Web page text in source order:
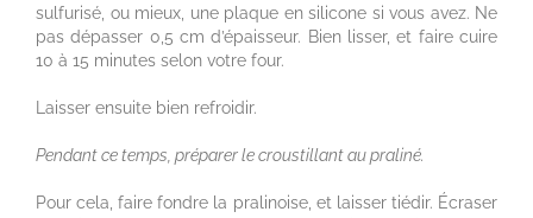
sulfurisé, ou mieux, une plaque en silicone si vous avez. Ne
pas dépasser 0,5 cm d’épaisseur. Bien lisser, et faire cuire
10 à 15 minutes selon votre four.
Laisser ensuite bien refroidir.
Pendant ce temps, préparer le croustillant au praliné.
Pour cela, faire fondre la pralinoise, et laisser tiédir. Écraser